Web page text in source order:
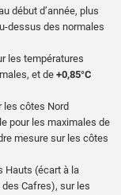
début d’année, plus
dessus des normales
les températures
et de +0,85°C
les côtes Nord
pour les maximales de
mesure sur les côtes
Hauts (écart à la
des Cafres), sur les